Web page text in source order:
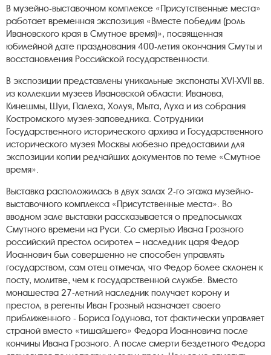
В музейно-выставочном комплексе «Присутственные места»
работает временная экспозиция «Вместе победим (роль
Ивановского края в Смутное время)», посвященная
юбилейной дате празднования 400-летия окончания Смуты и
восстановления Российской государственности.
В экспозиции представлены уникальные экспонаты XVI-XVII вв.
из коллекции музеев Ивановской области: Иванова,
Кинешмы, Шуи, Палеха, Холуя, Мыта, Луха и из собрания
Костромского музея-заповедника. Сотрудники
Государственного исторического архива и Государственного
исторического музея Москвы любезно предоставили для
экспозиции копии редчайших документов по теме «Смутное
время».
Выставка расположилась в двух залах 2-го этажа музейно-
выставочного комплекса «Присутственные места». Во
вводном зале выставки рассказывается о предпосылках
Смутного времени на Руси. Со смертью Ивана Грозного
российский престол осиротел – наследник царя Федор
Иоаннович был совершенно не способен управлять
государством, сам отец отмечал, что Федор более склонен к
посту, молитве, чем к государственной службе. Вместо
монашества 27-летний наследник получает корону и
престол, в регенты Иван Грозный назначает своего
приближенного - Бориса Годунова, тот фактически управляет
страной вместо «тишайшего» Федора Иоанновича после
кончины Ивана Грозного. А после смерти бездетного Федора